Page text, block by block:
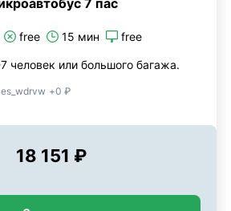
7 пас
free 15 мин free
человек или большого багажа.
+0 ₽
18 151 ₽